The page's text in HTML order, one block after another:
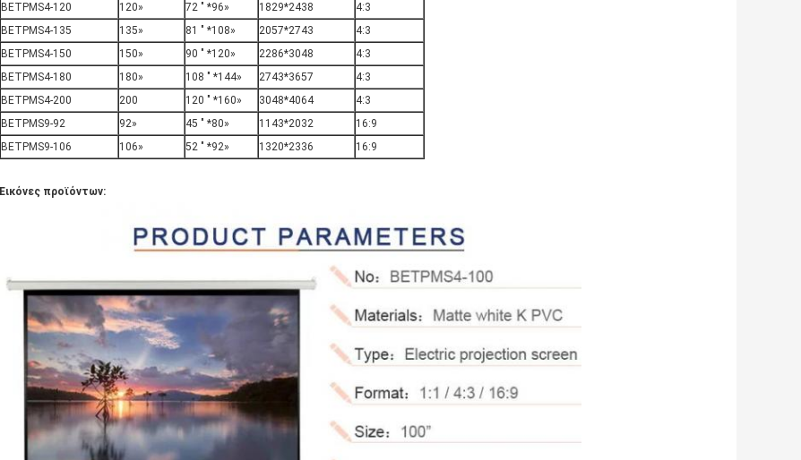
BETPMS4-120
120» 72 " *96» 1829*2438
4:3
BETPMS4-135
135» 81 " *108» 2057*2743
4:3
BETPMS4-150
150» 90 " *120» 2286*3048
4:3
BETPMS4-180
180» 108 " *144» 2743*3657
4:3
BETPMS4-200
200 120 " *160» 3048*4064
4:3
BETPMS9-92
92» 45 " *80» 1143*2032
16:9
BETPMS9-106
106» 52 " *92» 1320*2336 16:9
Εικόνες προϊόντων: